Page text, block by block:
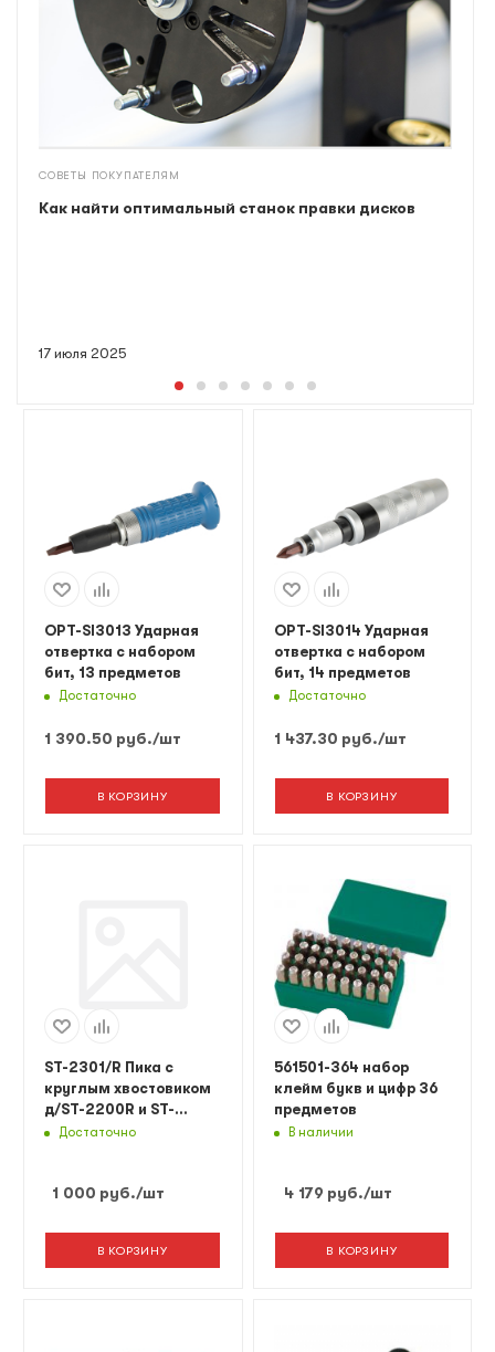
СОВЕТЫ ПОКУПАТЕЛЯМ
17 июля 2025
Как найти оптимальный станок правки дисков
OPT-SI3013 Ударная
отвертка с набором
бит, 13 предметов
Достаточно
1 390.50 руб./шт
В КОРЗИНУ
OPT-SI3014 Ударная
отвертка с набором
бит, 14 предметов
Достаточно
1 437.30 руб./шт
В КОРЗИНУ
ST-2301/R Пика с
круглым хвостовиком
д/ST-2200R и ST-
2200АR
Достаточно
1 000 руб./шт
В КОРЗИНУ
561501-364 набор
клейм букв и цифр 36
предметов
В наличии
4 179 руб./шт
В КОРЗИНУ